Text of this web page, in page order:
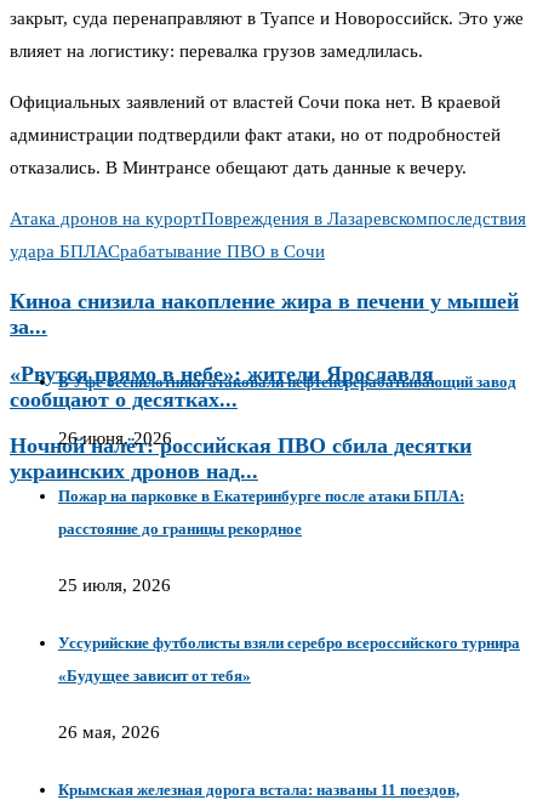
закрыт, суда перенаправляют в Туапсе и Новороссийск. Это уже
влияет на логистику: перевалка грузов замедлилась.
Официальных заявлений от властей Сочи пока нет. В краевой
администрации подтвердили факт атаки, но от подробностей
отказались. В Минтрансе обещают дать данные к вечеру.
Атака дронов на курортПовреждения в Лазаревскомпоследствия
удара БПЛАСрабатывание ПВО в Сочи
Киноа снизила накопление жира в печени у мышей
за...
«Рвутся прямо в небе»: жители Ярославля
сообщают о десятках...
Ночной налёт: российская ПВО сбила десятки
украинских дронов над...
В Уфе беспилотники атаковали нефтеперерабатывающий завод
26 июня, 2026
Пожар на парковке в Екатеринбурге после атаки БПЛА:
расстояние до границы рекордное
25 июля, 2026
Уссурийские футболисты взяли серебро всероссийского турнира
«Будущее зависит от тебя»
26 мая, 2026
Крымская железная дорога встала: названы 11 поездов,